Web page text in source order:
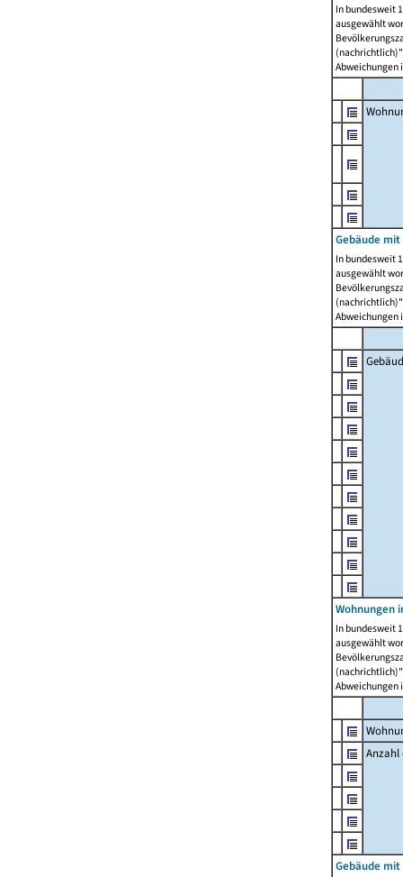
In bundesweit
ausgewählt
Abweichungen
Gebäude
In bundesweit
ausgewählt
Abweichungen
Wohnungen
In bundesweit
ausgewählt
Abweichungen
Anzahl
Gebäude